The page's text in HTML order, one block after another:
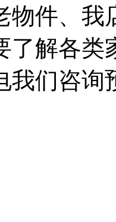
件、我
解各类
我们咨询